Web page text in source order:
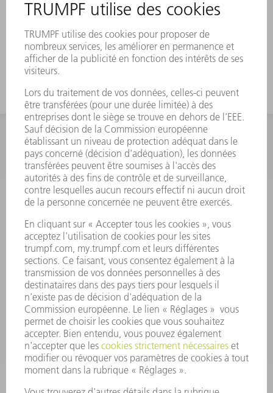
de plis pointus avec des matrices 30°, il
matrice. Les dispositifs d'aide à l'éjection
TRUMPF résolvent ce problème.
INFORMATION
Foire aux questions
Termes et conditions
CONTACT
Outillages
01 48 17 37 73
Lun - Jeu 08:00h - 16:30h
Ven 08:00h - 12:30h
outillages@fr.TRUMPF.com
CONTACT
Pièces Détachées
01 48 17 37 57
Lun – Ven 8:30h - 17:30h
pieces.detachees@trumpf.com